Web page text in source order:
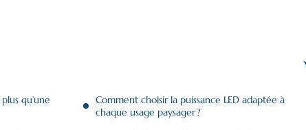
qu’une
Comment choisir la puissance LED adaptée à
chaque usage paysager ?